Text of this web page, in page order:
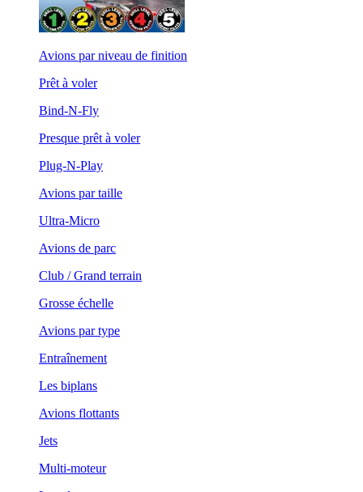
Avions par niveau de finition
Prêt à voler
Bind-N-Fly
Presque prêt à voler
Plug-N-Play
Avions par taille
Ultra-Micro
Avions de parc
Club / Grand terrain
Grosse échelle
Avions par type
Entraînement
Les biplans
Avions flottants
Jets
Multi-moteur